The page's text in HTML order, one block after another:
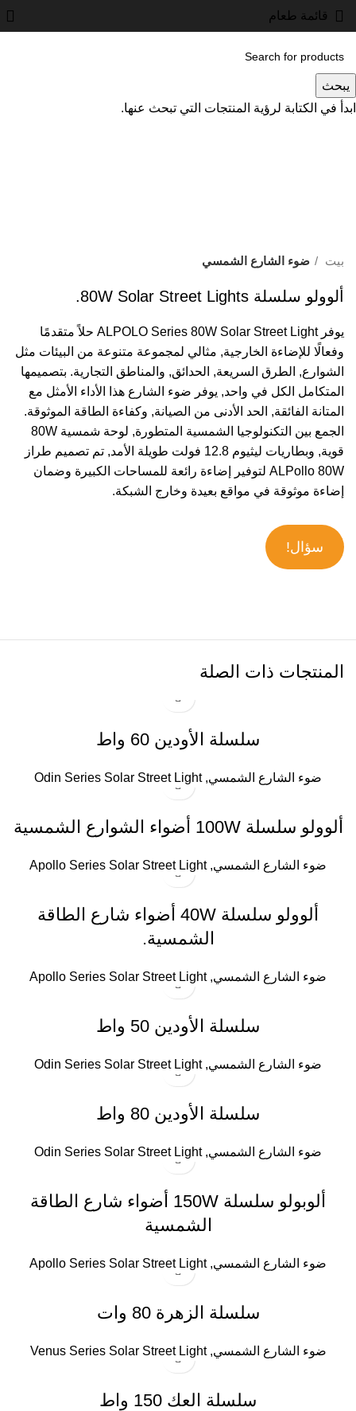
قائمة طعام
بيت ضوء الشارع الشمسي
ألوولو سلسلة 80W Solar Street Lights.
يوفر ALPOLO Series 80W Solar Street Light حلاً متقدمًا
وفعالًا للإضاءة الخارجية, مثالي لمجموعة متنوعة من البيئات مثل
الشوارع, الطرق السريعة, الحدائق, والمناطق التجارية. بتصميمها
المتكامل الكل في واحد, يوفر ضوء الشارع هذا الأداء الأمثل مع
المتانة الفائقة, الحد الأدنى من الصيانة, وكفاءة الطاقة الموثوقة.
الجمع بين التكنولوجيا الشمسية المتطورة, لوحة شمسية 80W
قوية, وبطاريات ليثيوم 12.8 فولت طويلة الأمد, تم تصميم طراز
ALPollo 80W لتوفير إضاءة رائعة للمساحات الكبيرة وضمان
إضاءة موثوقة في مواقع بعيدة وخارج الشبكة.
سؤال!
المنتجات ذات الصلة
سلسلة الأودين 60 واط
ضوء الشارع الشمسي,
Odin Series Solar Street Light
ألوولو سلسلة 100W أضواء الشوارع الشمسية
ضوء الشارع الشمسي,
Apollo Series Solar Street Light
ألوولو سلسلة 40W أضواء شارع الطاقة
الشمسية.
ضوء الشارع الشمسي,
Apollo Series Solar Street Light
سلسلة الأودين 50 واط
ضوء الشارع الشمسي,
Odin Series Solar Street Light
سلسلة الأودين 80 واط
ضوء الشارع الشمسي,
Odin Series Solar Street Light
ألوبولو سلسلة 150W أضواء شارع الطاقة
الشمسية
ضوء الشارع الشمسي,
Apollo Series Solar Street Light
سلسلة الزهرة 80 وات
ضوء الشارع الشمسي,
Venus Series Solar Street Light
سلسلة العك 150 واط
يبحث
ابدأ في الكتابة لرؤية المنتجات التي تبحث عنها.